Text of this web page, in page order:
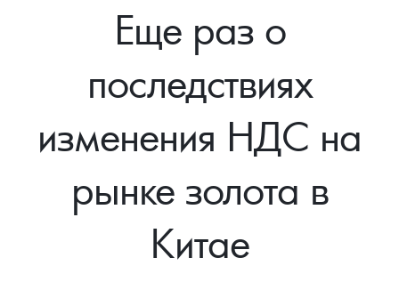
Инвестиционные монеты
Памятные монеты России и СССР
Монеты Царской России
Монеты стран мира после 1950г
Георгий Победоносец
Гарантии
Памятка для работы с монетами из драгметаллов
Информация
Аналитика и события
Котировки
Еще раз о
последствиях
изменения НДС на
рынке золота в
Китае